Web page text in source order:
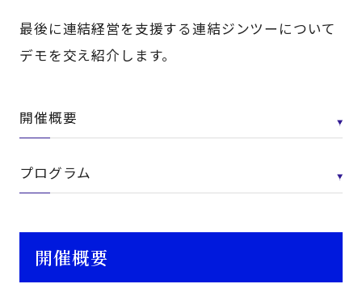
最後に連結経営を支援する連結ジンツーについて
デモを交え紹介します。
開催概要
プログラム
開催概要